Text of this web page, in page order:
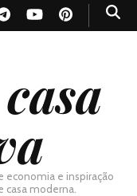
economia e inspiração
casa moderna.